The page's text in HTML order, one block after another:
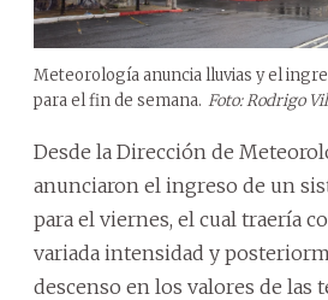
Meteorología anuncia lluvias y el
para el fin de semana. Foto: Rodrigo
Desde la Dirección de
anunciaron el ingreso de un
para el viernes, el cual traería
variada intensidad y
descenso en los valores de las